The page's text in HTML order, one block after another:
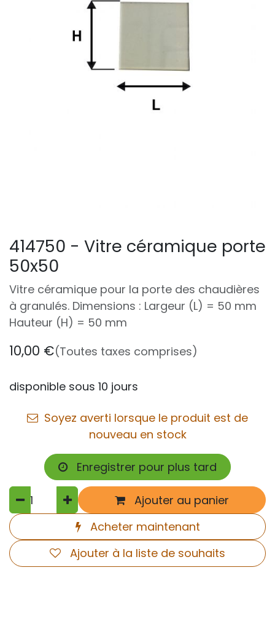
414750 - Vitre céramique porte
50x50
Vitre céramique pour la porte des chaudières
à granulés. Dimensions : Largeur (L) = 50 mm
Hauteur (H) = 50 mm
10,00 €(Toutes taxes comprises)
disponible sous 10 jours
Soyez averti lorsque le produit est de
nouveau en stock
Enregistrer pour plus tard
Ajouter au panier
Acheter maintenant
Ajouter à la liste de souhaits